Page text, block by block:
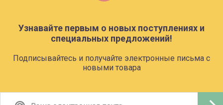
Узнавайте первым о новых поступлениях и
специальных предложений!
Подписывайтесь и получайте электронные письма с
новыми товара